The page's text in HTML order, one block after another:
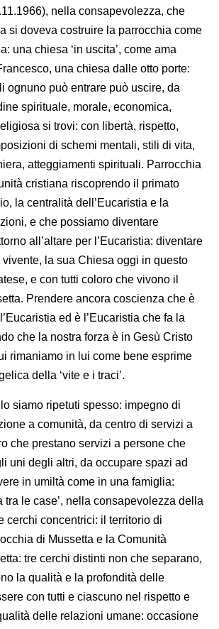
nella consapevolezza, che
si doveva costruire la parrocchia come
una chiesa ‘in uscita’, come ama
una chiesa dalle otto porte:
ognuno può entrare può uscire, da
spirituale, morale, economica,
si trovi: con libertà, rispetto,
di schemi mentali, stili di vita,
atteggiamenti spirituali. Parrocchia
cristiana riscoprendo il primato
la centralità dell’Eucaristia e la
e che possiamo diventare
all’altare per l’Eucaristia: diventare
la sua Chiesa oggi in questo
e con tutti coloro che vivono il
Prendere ancora coscienza che è
ed è l’Eucaristia che fa la
che la nostra forza è in Gesù Cristo
rimaniamo in lui come bene esprime
della ‘vite e i traci’.
siamo ripetuti spesso: impegno di
a comunità, da centro di servizi a
che prestano servizi a persone che
uni degli altri, da occupare spazi ad
in umiltà come in una famiglia:
tra le case’, nella consapevolezza della
cerchi concentrici: il territorio di
di Mussetta e la Comunità
tre cerchi distinti non che separano,
la qualità e la profondità delle
con tutti e ciascuno nel rispetto e
delle relazioni umane: occasione